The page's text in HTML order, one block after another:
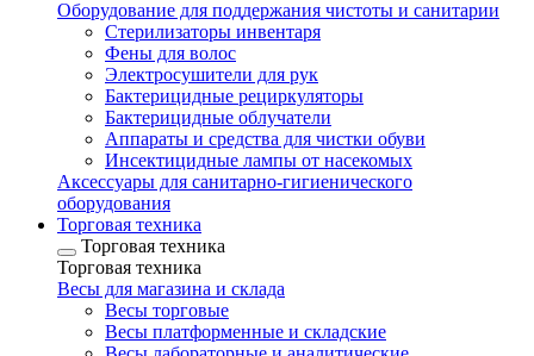
Оборудование для поддержания чистоты и санитарии
Стерилизаторы инвентаря
Фены для волос
Электросушители для рук
Бактерицидные рециркуляторы
Бактерицидные облучатели
Аппараты и средства для чистки обуви
Инсектицидные лампы от насекомых
Аксессуары для санитарно-гигиенического
оборудования
Торговая техника
Торговая техника
Торговая техника
Весы для магазина и склада
Весы торговые
Весы платформенные и складские